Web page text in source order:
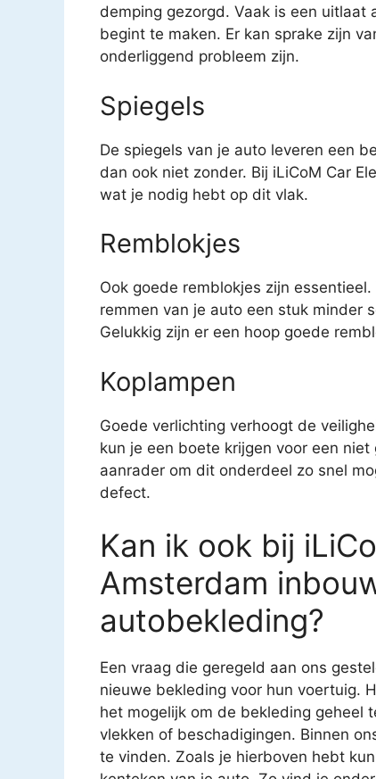
demping gezorgd. Vaak is een uitlaat
begint te maken. Er kan sprake zijn
onderliggend probleem zijn.
Spiegels
De spiegels van je auto leveren een
dan ook niet zonder. Bij iLiCoM Car
wat je nodig hebt op dit vlak.
Remblokjes
Ook goede remblokjes zijn
remmen van je auto een stuk minder
Gelukkig zijn er een hoop goede
Koplampen
Goede verlichting verhoogt de
kun je een boete krijgen voor een
aanrader om dit onderdeel zo snel
defect.
Kan ik ook bij
Amsterdam
autobekleding?
Een vraag die geregeld aan ons
nieuwe bekleding voor hun voertuig.
het mogelijk om de bekleding geheel
vlekken of beschadigingen. Binnen
te vinden. Zoals je hierboven hebt